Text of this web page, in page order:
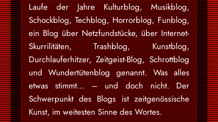
Laufe der Jahre Kulturblog, Musikblog,
Schockblog, Techblog, Horrorblog, Funblog,
ein Blog über Netzfundstücke, über Internet-
Skurrilitäten, Trashblog, Kunstblog,
Durchlauferhitzer, Zeitgeist-Blog, Schrottblog
und Wundertütenblog genannt. Was alles
etwas stimmt… – und doch nicht. Der
Schwerpunkt des Blogs ist zeitgenössische
Kunst, im weitesten Sinne des Wortes.